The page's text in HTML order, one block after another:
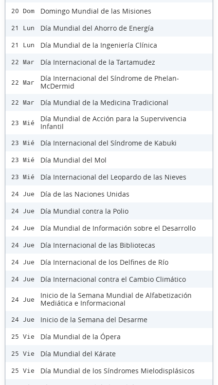
20 Dom Domingo Mundial de las Misiones
21 Lun Día Mundial del Ahorro de Energía
21 Lun Día Mundial de la Ingeniería Clínica
22 Mar Día Internacional de la Tartamudez
22 Mar
Día Internacional del Síndrome de Phelan-
McDermid
22 Mar Día Mundial de la Medicina Tradicional
23 Mié
Día Mundial de Acción para la Supervivencia
Infantil
23 Mié Día Internacional del Síndrome de Kabuki
23 Mié Día Mundial del Mol
23 Mié Día Internacional del Leopardo de las Nieves
24 Jue Día de las Naciones Unidas
24 Jue Día Mundial contra la Polio
24 Jue Día Mundial de Información sobre el Desarrollo
24 Jue Día Internacional de las Bibliotecas
24 Jue Día Internacional de los Delfines de Río
24 Jue Día Internacional contra el Cambio Climático
24 Jue
Inicio de la Semana Mundial de Alfabetización
Mediática e Informacional
24 Jue Inicio de la Semana del Desarme
25 Vie Día Mundial de la Ópera
25 Vie Día Mundial del Kárate
25 Vie Día Mundial de los Síndromes Mielodisplásicos